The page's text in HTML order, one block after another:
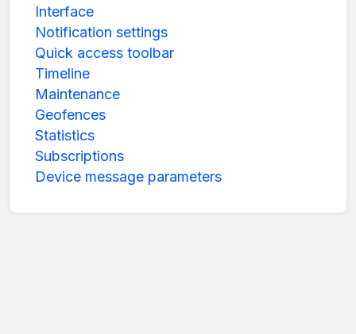
Interface
Notification settings
Quick access toolbar
Timeline
Maintenance
Geofences
Statistics
Subscriptions
Device message parameters